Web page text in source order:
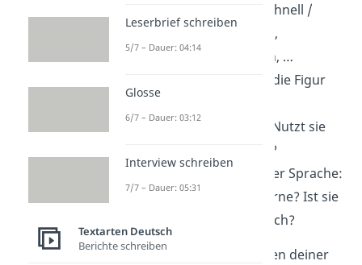
Figur? Spricht sie schnell /
langsam, leise / laut,
undeutlich, hektisch, …
: Benutzt die Figur
Umgangssprache? Nutzt sie
?
in der Sprache:
Belehrt die Figur gerne? Ist sie
vorlaut oder zögerlich?
Versuche beim Schreiben deiner
Leserbrief schreiben
5/7 – Dauer: 04:14
Glosse
6/7 – Dauer: 03:12
Interview schreiben
7/7 – Dauer: 05:31
Textarten Deutsch
Berichte schreiben